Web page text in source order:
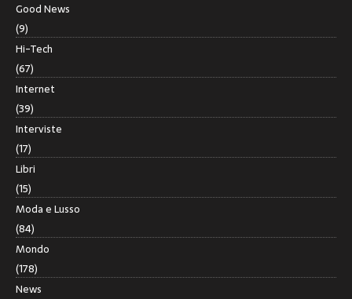
Good News
(9)
Hi-Tech
(67)
Internet
(39)
Interviste
(17)
Libri
(15)
Moda e Lusso
(84)
Mondo
(178)
News